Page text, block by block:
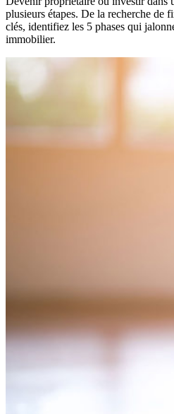
plusieurs étapes. De la recherche de
clés, identifiez les 5 phases qui
immobilier.